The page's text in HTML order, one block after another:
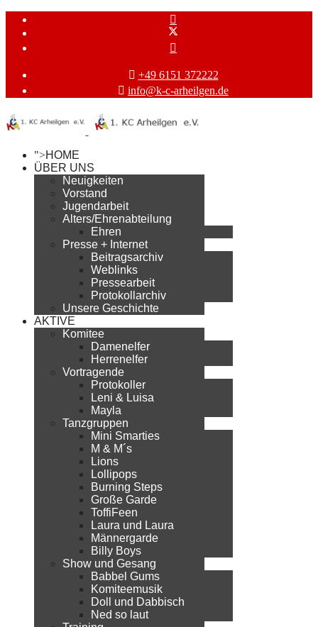
+49 6151 372222
info@k-c-arheilgen.de
">HOME
ÜBER UNS
Neuigkeiten
Vorstand
Jugendarbeit
Alters/Ehrenabteilung
Ehren
Presse + Internet
Beitragsarchiv
Weblinks
Pressearbeit
Protokollarchiv
Unsere Geschichte
AKTIVE
Komitee
Damenelfer
Herrenelfer
Vortragende
Protokoller
Leni & Luisa
Mayla
Tanzgruppen
Mini Smarties
M & M´s
Lions
Lollipops
Burning Steps
Große Garde
ToffiFeen
Laura und Laura
Männergarde
Billy Boys
Show und Gesang
Babbel Gums
Komiteemusik
Doll und Dabbisch
Ned so laut